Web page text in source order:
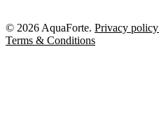
© 2026 AquaForte. Privacy policy
Terms & Conditions